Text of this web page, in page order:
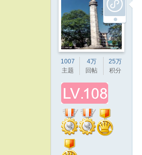
1007
主题
4万
回帖
25万
积分